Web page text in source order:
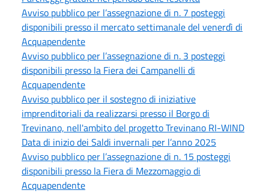
Avviso pubblico per l’assegnazione di n. 7 posteggi
disponibili presso il mercato settimanale del venerdì di
Acquapendente
Avviso pubblico per l’assegnazione di n. 3 posteggi
disponibili presso la Fiera dei Campanelli di
Acquapendente
Avviso pubblico per il sostegno di iniziative
imprenditoriali da realizzarsi presso il Borgo di
Trevinano, nell'ambito del progetto Trevinano RI-WIND
Data di inizio dei Saldi invernali per l’anno 2025
Avviso pubblico per l’assegnazione di n. 15 posteggi
disponibili presso la Fiera di Mezzomaggio di
Acquapendente